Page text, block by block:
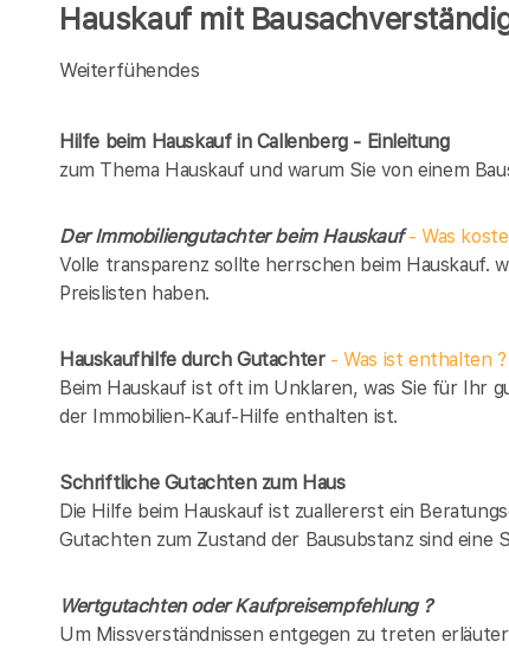
Hauskauf mit
Weiterfühendes
Hilfe beim Hauskauf in Callenberg - Einleitung
zum Thema Hauskauf und warum Sie von einem
Der Immobiliengutachter beim Hauskauf- Was
Volle transparenz sollte herrschen beim Hauskauf.
Preislisten haben.
Hauskaufhilfe durch Gutachter- Was ist enthalten ?
Beim Hauskauf ist oft im Unklaren, was Sie für Ihr
der Immobilien-Kauf-Hilfe enthalten ist.
Schriftliche Gutachten zum Haus
Die Hilfe beim Hauskauf ist zuallererst ein
Gutachten zum Zustand der Bausubstanz sind eine
Wertgutachten oder Kaufpreisempfehlung ?
Um Missverständnissen entgegen zu treten